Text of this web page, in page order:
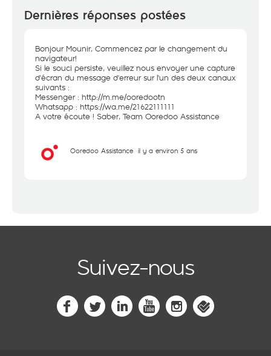
Dernières réponses postées
Bonjour Mounir, Commencez par le changement du
navigateur!
Si le souci persiste, veuillez nous envoyer une capture
d'écran du message d'erreur sur l'un des deux canaux
suivants :
Messenger : http://m.me/ooredootn
Whatsapp : https://wa.me/21622111111
A votre écoute ! Saber, Team Ooredoo Assistance
Ooredoo Assistance il y a environ 5 ans
Suivez-nous